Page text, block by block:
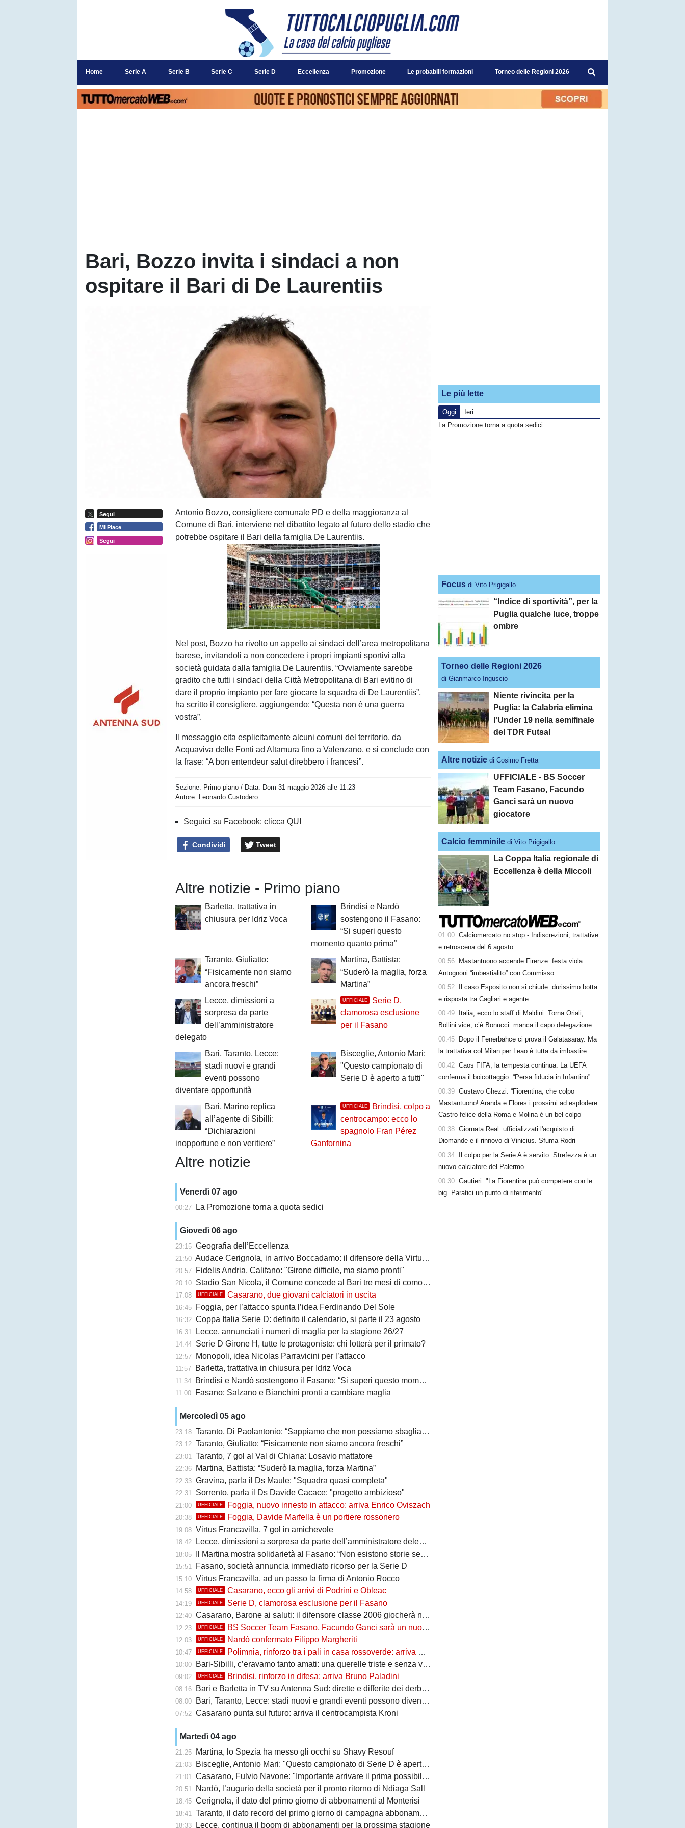
Home Serie A Serie B Serie C Serie D Eccellenza Promozione Le probabili formazioni Torneo delle Regioni 2026
Bari, Bozzo invita i sindaci a non
ospitare il Bari di De Laurentiis
Segui
Mi Piace
Segui
Antonio Bozzo, consigliere comunale PD e della maggioranza al
Comune di Bari, interviene nel dibattito legato al futuro dello stadio che
potrebbe ospitare il Bari della famiglia De Laurentiis.
Unmute
Loaded:
100.00%
Nel post, Bozzo ha rivolto un appello ai sindaci dell’area metropolitana
barese, invitandoli a non concedere i propri impianti sportivi alla
società guidata dalla famiglia De Laurentiis. “Ovviamente sarebbe
gradito che tutti i sindaci della Città Metropolitana di Bari evitino di
dare il proprio impianto per fare giocare la squadra di De Laurentiis”,
ha scritto il consigliere, aggiungendo: “Questa non è una guerra
vostra”.
Il messaggio cita esplicitamente alcuni comuni del territorio, da
Acquaviva delle Fonti ad Altamura fino a Valenzano, e si conclude con
la frase: “A bon entendeur salut direbbero i francesi”.
Sezione: Primo piano / Data: Dom 31 maggio 2026 alle 11:23
Autore: Leonardo Custodero
Seguici su Facebook: clicca QUI
Condividi Tweet
Altre notizie - Primo piano
Barletta, trattativa in
chiusura per Idriz Voca
Brindisi e Nardò
sostengono il Fasano:
“Si superi questo
momento quanto prima”
Taranto, Giuliatto:
“Fisicamente non siamo
ancora freschi”
Martina, Battista:
“Suderò la maglia, forza
Martina”
Lecce, dimissioni a
sorpresa da parte
dell’amministratore
delegato
UFFICIALE
Serie D,
clamorosa esclusione
per il Fasano
Bari, Taranto, Lecce:
stadi nuovi e grandi
eventi possono
diventare opportunità
Bisceglie, Antonio Mari:
"Questo campionato di
Serie D è aperto a tutti"
Bari, Marino replica
all’agente di Sibilli:
“Dichiarazioni
inopportune e non veritiere”
UFFICIALE
Brindisi, colpo a
centrocampo: ecco lo
spagnolo Fran Pérez
Ganfornina
Altre notizie
Venerdì 07 ago
00:27 La Promozione torna a quota sedici
Giovedì 06 ago
23:15 Geografia dell’Eccellenza
21:50 Audace Cerignola, in arrivo Boccadamo: il difensore della Virtus Entella verso il prestito in gialloblù
20:57 Fidelis Andria, Califano: "Girone difficile, ma siamo pronti"
20:10 Stadio San Nicola, il Comune concede al Bari tre mesi di comodato d’uso precario: i dettagli
17:08 UFFICIALE Casarano, due giovani calciatori in uscita
16:45 Foggia, per l’attacco spunta l’idea Ferdinando Del Sole
16:32 Coppa Italia Serie D: definito il calendario, si parte il 23 agosto
16:31 Lecce, annunciati i numeri di maglia per la stagione 26/27
14:44 Serie D Girone H, tutte le protagoniste: chi lotterà per il primato?
12:57 Monopoli, idea Nicolas Parravicini per l’attacco
11:57 Barletta, trattativa in chiusura per Idriz Voca
11:34 Brindisi e Nardò sostengono il Fasano: “Si superi questo momento quanto prima”
11:00 Fasano: Salzano e Bianchini pronti a cambiare maglia
Mercoledì 05 ago
23:18 Taranto, Di Paolantonio: “Sappiamo che non possiamo sbagliare”
23:12 Taranto, Giuliatto: “Fisicamente non siamo ancora freschi”
23:01 Taranto, 7 gol al Val di Chiana: Losavio mattatore
22:36 Martina, Battista: “Suderò la maglia, forza Martina”
22:33 Gravina, parla il Ds Maule: "Squadra quasi completa"
22:31 Sorrento, parla il Ds Davide Cacace: "progetto ambizioso"
21:00 UFFICIALE Foggia, nuovo innesto in attacco: arriva Enrico Oviszach
20:38 UFFICIALE Foggia, Davide Marfella è un portiere rossonero
19:08 Virtus Francavilla, 7 gol in amichevole
18:42 Lecce, dimissioni a sorpresa da parte dell’amministratore delegato
18:05 Il Martina mostra solidarietà al Fasano: “Non esistono storie senza avversari”
15:51 Fasano, società annuncia immediato ricorso per la Serie D
15:10 Virtus Francavilla, ad un passo la firma di Antonio Rocco
14:58 UFFICIALE Casarano, ecco gli arrivi di Podrini e Obleac
14:19 UFFICIALE Serie D, clamorosa esclusione per il Fasano
12:40 Casarano, Barone ai saluti: il difensore classe 2006 giocherà nel Lanciano
12:23 UFFICIALE BS Soccer Team Fasano, Facundo Ganci sarà un nuovo giocatore
12:03 UFFICIALE Nardò confermato Filippo Margheriti
10:47 UFFICIALE Polimnia, rinforzo tra i pali in casa rossoverde: arriva Victor De Caro
10:00 Bari-Sibilli, c’eravamo tanto amati: una querelle triste e senza vincitori
09:02 UFFICIALE Brindisi, rinforzo in difesa: arriva Bruno Paladini
08:16 Bari e Barletta in TV su Antenna Sud: dirette e differite dei derby più attesi
08:00 Bari, Taranto, Lecce: stadi nuovi e grandi eventi possono diventare opportunità
07:52 Casarano punta sul futuro: arriva il centrocampista Kroni
Martedì 04 ago
21:25 Martina, lo Spezia ha messo gli occhi su Shavy Resouf
21:03 Bisceglie, Antonio Mari: "Questo campionato di Serie D è aperto a tutti"
21:01 Casarano, Fulvio Navone: "Importante arrivare il prima possibile alla salvezza"
20:51 Nardò, l’augurio della società per il pronto ritorno di Ndiaga Sall
18:45 Cerignola, il dato del primo giorno di abbonamenti al Monterisi
18:41 Taranto, il dato record del primo giorno di campagna abbonamenti
18:33 Lecce, continua il boom di abbonamenti per la prossima stagione
Le più lette
Oggi
Ieri
La Promozione torna a quota sedici
Focus di Vito Prigigallo
“Indice di sportività”, per la
Puglia qualche luce, troppe
ombre
Torneo delle Regioni 2026
di Gianmarco Inguscio
Niente rivincita per la
Puglia: la Calabria elimina
l'Under 19 nella semifinale
del TDR Futsal
Altre notizie di Cosimo Fretta
UFFICIALE - BS Soccer
Team Fasano, Facundo
Ganci sarà un nuovo
giocatore
Calcio femminile di Vito Prigigallo
La Coppa Italia regionale di
Eccellenza è della Miccoli
01:00 Calciomercato no stop - Indiscrezioni, trattative
e retroscena del 6 agosto
00:56
Mastantuono accende Firenze: festa viola.
Antognoni “imbestialito” con Commisso
00:52
Il caso Esposito non si chiude: durissimo botta
e risposta tra Cagliari e agente
00:49
Italia, ecco lo staff di Maldini. Torna Oriali,
Bollini vice, c’è Bonucci: manca il capo delegazione
00:45
Dopo il Fenerbahce ci prova il Galatasaray. Ma
la trattativa col Milan per Leao è tutta da imbastire
00:42 Caos FIFA, la tempesta continua. La UEFA
conferma il boicottaggio: “Persa fiducia in Infantino”
00:39 Gustavo Ghezzi: “Fiorentina, che colpo
Mastantuono! Aranda e Flores i prossimi ad esplodere.
Castro felice della Roma e Molina è un bel colpo”
00:38 Giornata Real: ufficializzati l'acquisto di
Diomande e il rinnovo di Vinicius. Sfuma Rodri
00:34
Il colpo per la Serie A è servito: Strefezza è un
nuovo calciatore del Palermo
00:30 Gautieri: "La Fiorentina può competere con le
big. Paratici un punto di riferimento"